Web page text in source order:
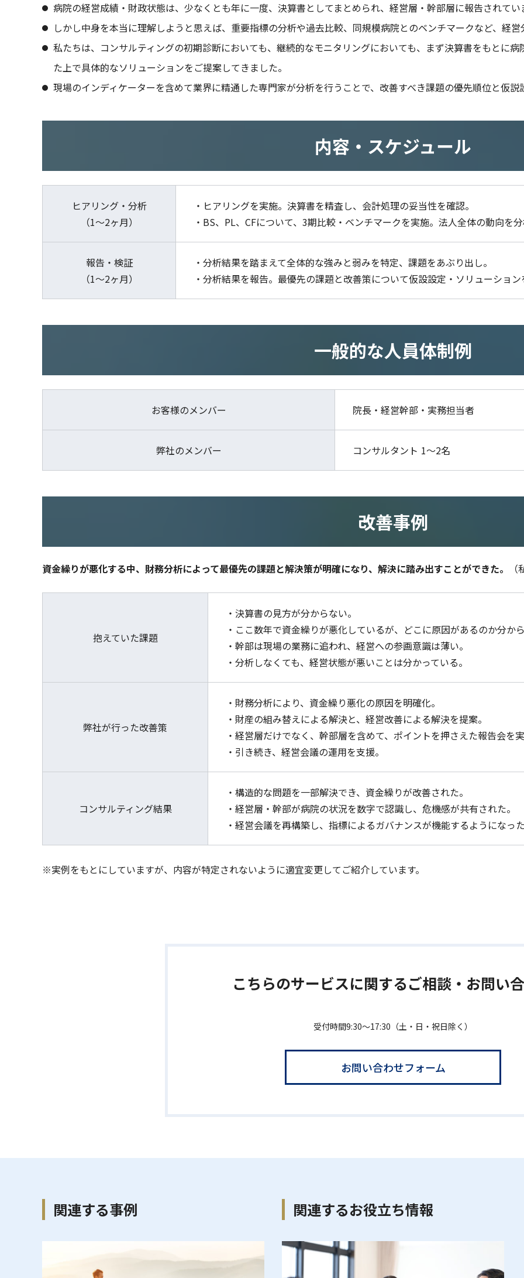
病院の経営成績・財政状態は、少なくとも年に⼀度、決算書としてまとめられ、経営層・幹部層に報告されてい
しかし中⾝を本当に理解しようと思えば、重要指標の分析や過去⽐較、同規模病院とのベンチマークなど、経
私たちは、コンサルティングの初期診断においても、継続的なモニタリングにおいても、まず決算書をもとに
た上で具体的なソリューションをご提案してきました。
現場のインディケーターを含めて業界に精通した専⾨家が分析を⾏うことで、改善すべき課題の優先順位と仮説
内容・スケジュール
ヒアリング・分析
（1〜2ヶ⽉）
・ヒアリングを実施。決算書を精査し、会計処理の妥当性を確認。
・BS、PL、CFについて、3期⽐較・ベンチマークを実施。法⼈全体の動向を
報告・検証
（1〜2ヶ⽉）
・分析結果を踏まえて全体的な強みと弱みを特定、課題をあぶり出し。
・分析結果を報告。最優先の課題と改善策について仮設設定・ソリューショ
一般的な人員体制例
お客様のメンバー 院⻑・経営幹部・実務担当者
弊社のメンバー コンサルタント 1～2名
改善事例
資⾦繰りが悪化する中、財務分析によって最優先の課題と解決策が明確になり、解決に踏み出すことができた。
抱えていた課題
・決算書の⾒⽅が分からない。
・ここ数年で資⾦繰りが悪化しているが、どこに原因があるのか分か
・幹部は現場の業務に追われ、経営への参画意識は薄い。
・分析しなくても、経営状態が悪いことは分かっている。
弊社が行った改善策
・財務分析により、資⾦繰り悪化の原因を明確化。
・財産の組み替えによる解決と、経営改善による解決を提案。
・経営層だけでなく、幹部層を含めて、ポイントを押さえた報告会を
・引き続き、経営会議の運⽤を⽀援。
コンサルティング結果
・構造的な問題を⼀部解決でき、資⾦繰りが改善された。
・経営層・幹部が病院の状況を数字で認識し、危機感が共有された。
・経営会議を再構築し、指標によるガバナンスが機能するようになっ
※実例をもとにしていますが、内容が特定されないように適宜変更してご紹介しています。
こちらのサービスに関するご相談・お問い
受付時間9:30〜17:30（土・日・祝日除く）
お問い合わせフォーム
関連する事例 関連するお役立ち情報